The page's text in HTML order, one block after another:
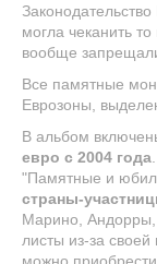
могла чеканить
вообще
Все памятные
Еврозоны,
В альбом
евро с 2004 года
"Памятные и
страны-
Марино, Андорры,
листы из-за
можно приобрести